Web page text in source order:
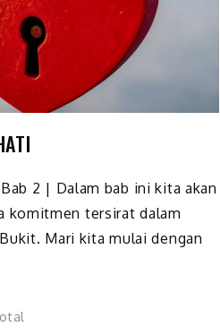
2 | Dalam bab ini kita akan
komitmen tersirat dalam
Mari kita mulai dengan